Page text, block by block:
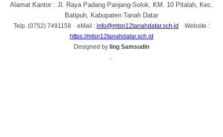
Alamat Kantor : Jl. Raya Padang Panjang-Solok, KM. 10 Pitalah, Kec.
Batipuh, Kabupaten Tanah Datar
Telp. (0752) 7491158 eMail : info@mtsn12tanahdatar.sch.id
Website :
https://mtsn12tanahdatar.sch.id
Designed by Iing Samsudin